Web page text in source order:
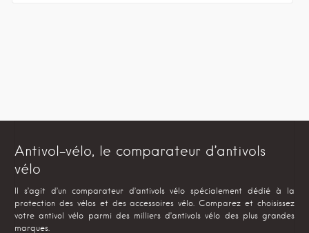
Antivol-vélo, le comparateur d’antivols
vélo
Il s’agit d’un comparateur d’antivols vélo spécialement dédié à la
protection des vélos et des accessoires vélo. Comparez et choisissez
votre antivol vélo parmi des milliers d’antivols vélo des plus grandes
marques.